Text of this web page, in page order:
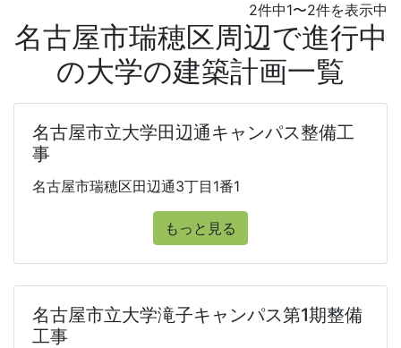
2件中1〜2件を表示中
名古屋市瑞穂区周辺で進行中
の大学の建築計画一覧
名古屋市立大学田辺通キャンパス整備工
事
名古屋市瑞穂区田辺通3丁目1番1
もっと見る
名古屋市立大学滝子キャンパス第1期整備
工事